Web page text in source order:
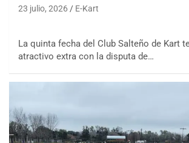
23 julio, 2026 E-Kart
La quinta fecha del Club Salteño de Kart
atractivo extra con la disputa de…